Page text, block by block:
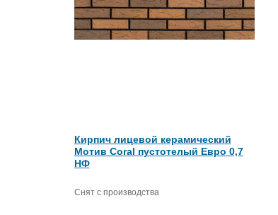
Кирпич лицевой керамический
Мотив Coral пустотелый Евро 0,7
НФ
Снят с производства